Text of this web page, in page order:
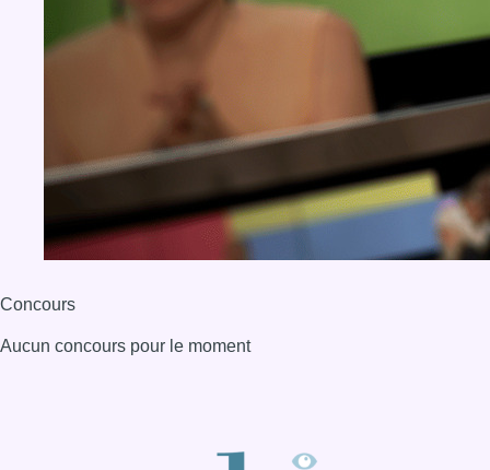
Concours
Aucun concours pour le moment